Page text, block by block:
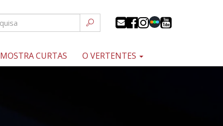
MOSTRA CURTAS O VERTENTES